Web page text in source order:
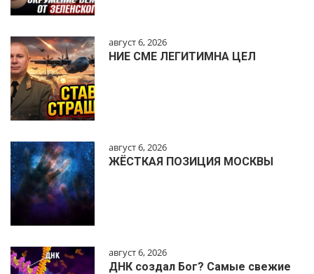
август 6, 2026
НИЕ СМЕ ЛЕГИТИМНА ЦЕЛ
август 6, 2026
ЖЁСТКАЯ ПОЗИЦИЯ МОСКВЫ
август 6, 2026
ДНК создал Бог? Самые свежие